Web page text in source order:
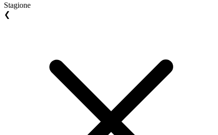
Stagione
❮